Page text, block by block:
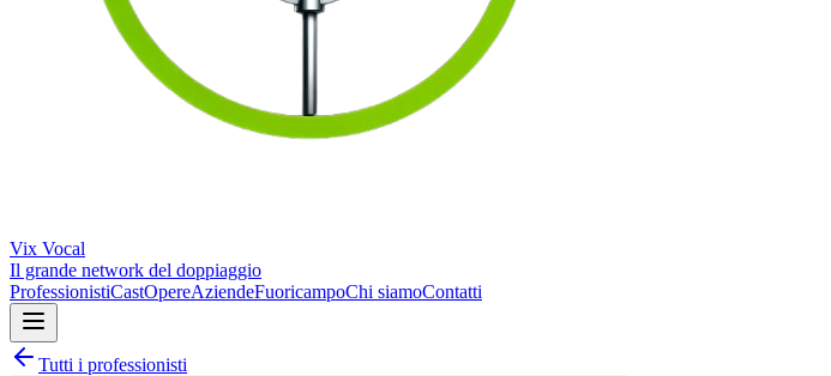
Vix Vocal
Il grande network del doppiaggio
ProfessionistiCastOpereAziendeFuoricampoChi siamoContatti
Tutti i professionisti